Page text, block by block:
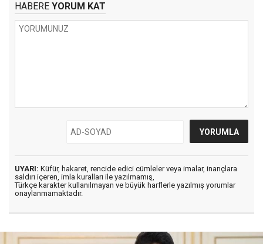
HABERE YORUM KAT
UYARI: Küfür, hakaret, rencide edici cümleler veya imalar, inançlara
saldırı içeren, imla kuralları ile yazılmamış,
Türkçe karakter kullanılmayan ve büyük harflerle yazılmış yorumlar
onaylanmamaktadır.